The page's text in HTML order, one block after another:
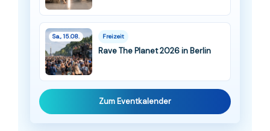
Sa., 15.08. Freizeit
Rave The Planet 2026 in Berlin
Zum Eventkalender